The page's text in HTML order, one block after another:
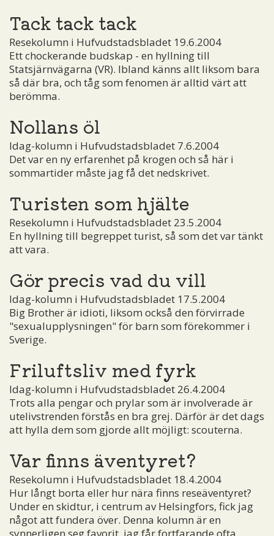
Tack tack tack
Resekolumn i Hufvudstadsbladet 19.6.2004
Ett chockerande budskap - en hyllning till
Statsjärnvägarna (VR). Ibland känns allt liksom bara
så där bra, och tåg som fenomen är alltid värt att
berömma.
Nollans öl
Idag-kolumn i Hufvudstadsbladet 7.6.2004
Det var en ny erfarenhet på krogen och så här i
sommartider måste jag få det nedskrivet.
Turisten som hjälte
Resekolumn i Hufvudstadsbladet 23.5.2004
En hyllning till begreppet turist, så som det var tänkt
att vara.
Gör precis vad du vill
Idag-kolumn i Hufvudstadsbladet 17.5.2004
Big Brother är idioti, liksom också den förvirrade
"sexualupplysningen" för barn som förekommer i
Sverige.
Friluftsliv med fyrk
Idag-kolumn i Hufvudstadsbladet 26.4.2004
Trots alla pengar och prylar som är involverade är
utelivstrenden förstås en bra grej. Därför är det dags
att hylla dem som gjorde allt möjligt: scouterna.
Var finns äventyret?
Resekolumn i Hufvudstadsbladet 18.4.2004
Hur långt borta eller hur nära finns reseäventyret?
Under en skidtur, i centrum av Helsingfors, fick jag
något att fundera över. Denna kolumn är en
synnerligen seg favorit, jag får fortfarande ofta